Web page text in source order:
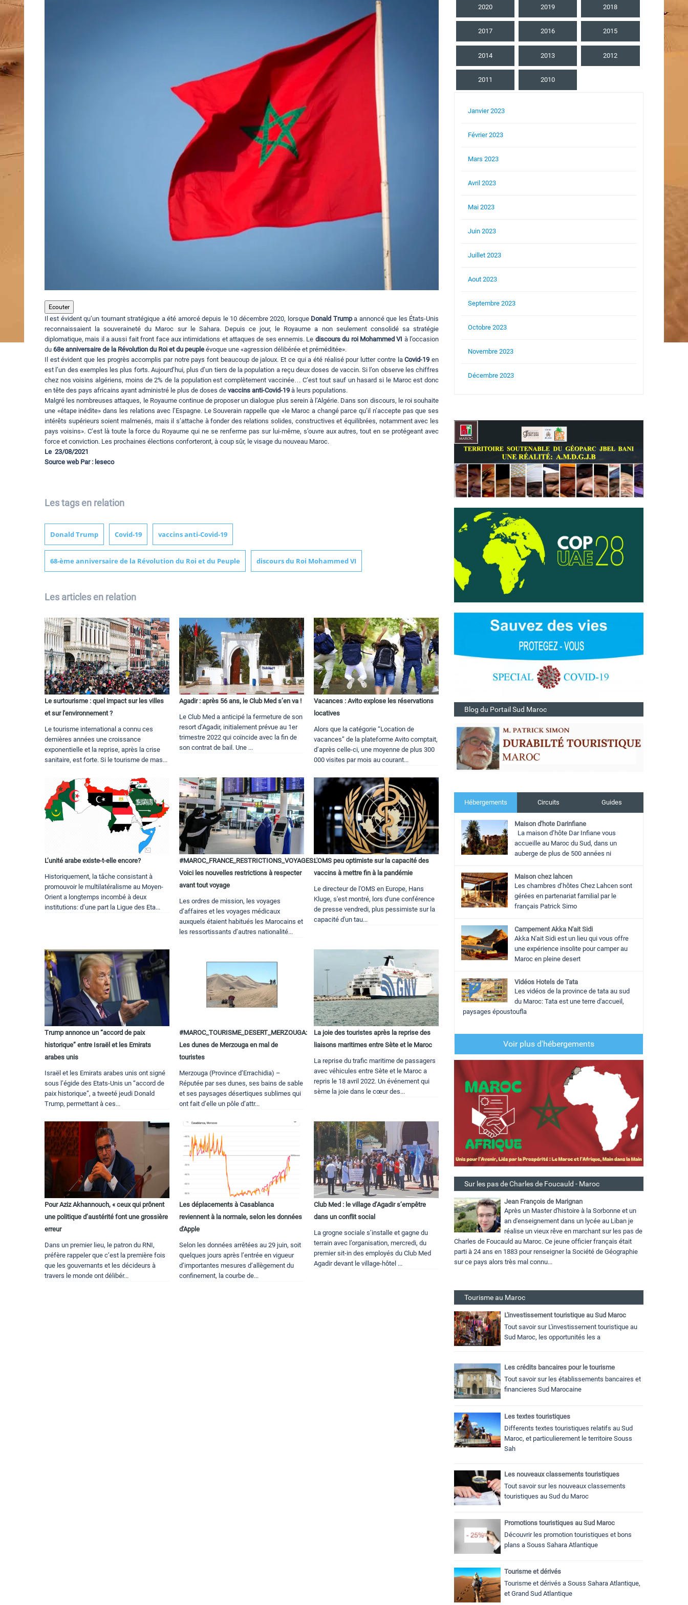
Ecouter
Il est évident qu’un tournant stratégique a été amorcé depuis le 10 décembre 2020, lorsque Donald Trumpa annoncé que les États-Unis
reconnaissaient la souveraineté du Maroc sur le Sahara. Depuis ce jour, le Royaume a non seulement consolidé sa stratégie
diplomatique, mais il a aussi fait front face aux intimidations et attaques de ses ennemis. Le discours du roi Mohammed VI à l’occasion
du 68e anniversaire de la Révolution du Roi et du peuple évoque une «agression délibérée et préméditée».
Il est évident que les progrès accomplis par notre pays font beaucoup de jaloux. Et ce qui a été réalisé pour lutter contre laCovid-19 en
est l’un des exemples les plus forts. Aujourd’hui, plus d’un tiers de la population a reçu deux doses de vaccin. Si l’on observe les chiffres
chez nos voisins algériens, moins de 2% de la population est complètement vaccinée… C’est tout sauf un hasard si le Maroc est donc
en tête des pays africains ayant administré le plus de doses de vaccins anti-Covid-19 à leurs populations.
Malgré les nombreuses attaques, le Royaume continue de proposer un dialogue plus serein à l’Algérie. Dans son discours, le roi souhaite
une «étape inédite» dans les relations avec l’Espagne. Le Souverain rappelle que «le Maroc a changé parce qu’il n’accepte pas que ses
intérêts supérieurs soient malmenés, mais il s’attache à fonder des relations solides, constructives et équilibrées, notamment avec les
pays voisins». C’est là toute la force du Royaume qui ne se renferme pas sur lui-même, s’ouvre aux autres, tout en se protégeant avec
force et conviction. Les prochaines élections conforteront, à coup sûr, le visage du nouveau Maroc.
Le 23/08/2021
Source web Par : leseco
Les tags en relation
Donald Trump Covid-19 vaccins anti-Covid-19
68-ème anniversaire de la Révolution du Roi et du Peuple discours du Roi Mohammed VI
Les articles en relation
Le surtourisme : quel impact sur les villes
et sur l'environnement ?
Le tourisme international a connu ces
dernières années une croissance
exponentielle et la reprise, après la crise
sanitaire, est forte. Si le tourisme de mas...
Agadir : après 56 ans, le Club Med s’en va !
Le Club Med a anticipé la fermeture de son
resort d’Agadir, initialement prévue au 1er
trimestre 2022 qui coïncide avec la fin de
son contrat de bail. Une ...
Vacances : Avito explose les réservations
locatives
Alors que la catégorie “Location de
vacances” de la plateforme Avito comptait,
d’après celle-ci, une moyenne de plus 300
000 visites par mois au courant...
L’unité arabe existe-t-elle encore?
Historiquement, la tâche consistant à
promouvoir le multilatéralisme au Moyen-
Orient a longtemps incombé à deux
institutions: d’une part la Ligue des Eta...
#MAROC_FRANCE_RESTRICTIONS_VOYAGES:
Voici les nouvelles restrictions à respecter
avant tout voyage
Les ordres de mission, les voyages
d’affaires et les voyages médicaux
auxquels étaient habitués les Marocains et
les ressortissants d’autres nationalité...
L'OMS peu optimiste sur la capacité des
vaccins à mettre fin à la pandémie
Le directeur de l'OMS en Europe, Hans
Kluge, s'est montré, lors d'une conférence
de presse vendredi, plus pessimiste sur la
capacité d'un tau...
Trump annonce un “accord de paix
historique” entre Israël et les Emirats
arabes unis
Israël et les Emirats arabes unis ont signé
sous l’égide des Etats-Unis un “accord de
paix historique”, a tweeté jeudi Donald
Trump, permettant à ces...
#MAROC_TOURISME_DESERT_MERZOUGA:
Les dunes de Merzouga en mal de
touristes
Merzouga (Province d’Errachidia) –
Réputée par ses dunes, ses bains de sable
et ses paysages désertiques sublimes qui
ont fait d’elle un pôle d’attr...
La joie des touristes après la reprise des
liaisons maritimes entre Sète et le Maroc
La reprise du trafic maritime de passagers
avec véhicules entre Sète et le Maroc a
repris le 18 avril 2022. Un événement qui
sème la joie dans le cœur des...
Pour Aziz Akhannouch, « ceux qui prônent
une politique d’austérité font une grossière
erreur
Dans un premier lieu, le patron du RNI,
préfère rappeler que c’est la première fois
que les gouvernants et les décideurs à
travers le monde ont délibér...
Les déplacements à Casablanca
reviennent à la normale, selon les données
d'Apple
Selon les données arrêtées au 29 juin, soit
quelques jours après l’entrée en vigueur
d’importantes mesures d’allègement du
confinement, la courbe de...
Club Med : le village d’Agadir s’empêtre
dans un conflit social
La grogne sociale s’installe et gagne du
terrain avec l’organisation, mercredi, du
premier sit-in des employés du Club Med
Agadir devant le village-hôtel ...
2020 2019 2018
2017 2016 2015
2014 2013 2012
2011 2010
Janvier 2023
Février 2023
Mars 2023
Avril 2023
Mai 2023
Juin 2023
Juillet 2023
Aout 2023
Septembre 2023
Octobre 2023
Novembre 2023
Décembre 2023
Blog du Portail Sud Maroc
Hébergements Circuits Guides
Maison d'hote Darinfiane
La maison d’hôte Dar Infiane vous
accueille au Maroc du Sud, dans un
auberge de plus de 500 années ni
Maison chez lahcen
Les chambres d’hôtes Chez Lahcen sont
gérées en partenariat familial par le
français Patrick Simo
Campement Akka N'ait Sidi
Akka N'ait Sidi est un lieu qui vous offre
une expérience insolite pour camper au
Maroc en pleine desert
Vidéos Hotels de Tata
Les vidéos de la province de tata au sud
du Maroc: Tata est une terre d'accueil,
paysages époustoufla
Voir plus d'hébergements
Sur les pas de Charles de Foucauld - Maroc
Jean François de Marignan
Après un Master d'histoire à la Sorbonne et un
an d'enseignement dans un lycée au Liban je
réalise un vieux rêve en marchant sur les pas de
Charles de Foucauld au Maroc. Ce jeune officier français était
parti à 24 ans en 1883 pour renseigner la Société de Géographie
sur ce pays alors très mal connu...
Tourisme au Maroc
L'investissement touristique au Sud Maroc
Tout savoir sur L'investissement touristique au
Sud Maroc, les opportunités les a
Les crédits bancaires pour le tourisme
Tout savoir sur les établissements bancaires et
financieres Sud Marocaine
Les textes touristiques
Differents textes touristiques relatifs au Sud
Maroc, et particulierement le territoire Souss
Sah
Les nouveaux classements touristiques
Tout savoir sur les nouveaux classements
touristiques au Sud du Maroc
Promotions touristiques au Sud Maroc
Découvrir les promotion touristiques et bons
plans a Souss Sahara Atlantique
Tourisme et dérivés
Tourisme et dérivés a Souss Sahara Atlantique,
et Grand Sud Atlantique